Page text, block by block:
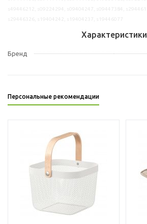
Характеристики
Бренд
Персональные рекомендации